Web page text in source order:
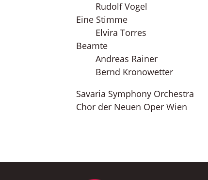
Rudolf Vogel
Eine Stimme
Elvira Torres
Beamte
Andreas Rainer
Bernd Kronowetter
Savaria Symphony Orchestra
Chor der Neuen Oper Wien